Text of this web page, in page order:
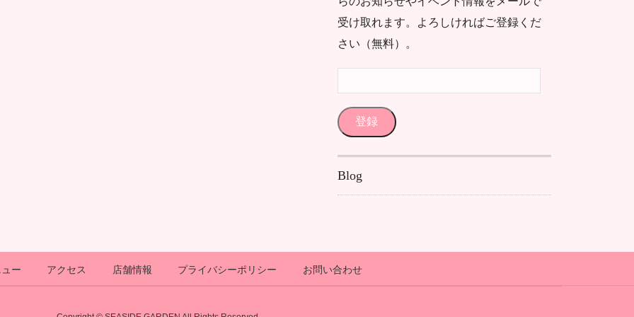
受け取れます。よろしければご登録くだ
さい（無料）。
ル
ア
レ
登録
Blog
ー アクセス 店舗情報 プライバシーポリシー お問い合わせ